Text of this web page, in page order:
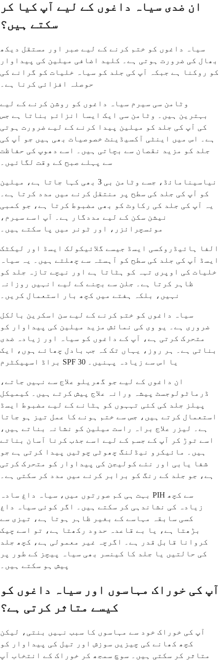
ان ضدی سیاہ داغوں کے لیے آپ کیا کر
سکتے ہیں؟
سیاہ داغوں کو ختم کرنے کے لیے صبر اور مستقل دیکھ
بھال کی ضرورت ہوتی ہے۔ کلید اضافی میلین کی پیداوار
کو روکنا ہے جبکہ آپ کی جلد کو سیاہ خلیات کو گرانے کی
حوصلہ افزائی کرنا ہے۔
وٹامن سی سیرم سیاہ داغوں کو روشن کرنے کے لیے
بہترین ہیں۔ وٹامن سی ایک ایسا انزائم بناتا ہے جس
کی آپ کی جلد کو میلین پیدا کرنے کے لیے ضرورت ہوتی
ہے۔ اس میں اینٹی آکسیڈینٹ خصوصیات بھی ہیں جو آپ کی
جلد کو مزید نقصان سے بچاتی ہیں۔ اسے دھوپ کی حفاظت
سے پہلے صبح کے وقت لگائیں۔
نیاسینامائڈ، جسے وٹامن بی 3 بھی کہا جاتا ہے، میلین
کو آپ کی جلد کی سطح پر منتقل کرنے میں مدد کرتا ہے۔
یہ آپ کی جلد کی رکاوٹ کو بھی مضبوط کرتا ہے، جو کمبی
نیشن سکن کے لیے مددگار ہے۔ آپ اسے سیرم،
موئسچرائزر، اور ٹونر میں پا سکتے ہیں۔
الفا ہائیڈروکسی ایسڈ جیسے گلائیکولک ایسڈ اور لیکٹک
ایسڈ آپ کی جلد کی سطح کو آہستہ سے چھلتے ہیں۔ یہ سیاہ
خلیات کی اوپری تہہ کو ہٹاتا ہے اور نیچے تازہ جلد کو
ظاہر کرتا ہے۔ جلن سے بچنے کے لیے انہیں روزانہ
نہیں، بلکہ ہفتے میں کچھ بار استعمال کریں۔
سیاہ داغوں کو ختم کرنے کے لیے سن اسکرین بالکل
ضروری ہے۔ یو وی کی نمائش مزید میلین کی پیداوار کو
متحرک کرتی ہے، آپ کے داغوں کو سیاہ اور زیادہ ضدی
بناتی ہے۔ ہر روز، یہاں تک کہ جب بادل چھائے ہوں، ایک
براڈ اسپیکٹرم SPF 30 یا اس سے زیادہ پہنیں۔
ان داغوں کے لیے جو گھریلو علاج سے نہیں جاتے،
ڈرماٹولوجسٹ پیشہ ورانہ علاج پیش کرتے ہیں۔ کیمیکل
پیلز جلد کی کئی تہہوں کو ہٹانے کے لیے مضبوط ایسڈ
استعمال کرتے ہیں، جس سے ختم ہونے کا عمل تیز ہو جاتا
ہے۔ لیزر علاج براہ راست میلین کو نشانہ بناتے ہیں،
اسے توڑ کر آپ کے جسم کے لیے اسے جذب کرنا آسان بناتے
ہیں۔ مائیکرو نیڈلنگ چھوٹی چوٹیں پیدا کرتی ہے جو
شفا یابی اور نئے کولیجن کی پیداوار کو متحرک کرتی
ہے، جو جلد کے رنگ کو برابر کرنے میں مدد کر سکتی ہے۔
بہت ہی کم صورتوں میں، سیاہ داغ سادہ PIH سے کچھ
زیادہ کی نشاندہی کر سکتے ہیں۔ اگر کوئی سیاہ داغ
کسی سابقہ مہاسے کے بغیر ظاہر ہوتا ہے، تیزی سے
بڑھتا ہے، یا بے قاعدہ حدود رکھتا ہے، تو اسے چیک
کروانا قابل قدر ہے۔ اگرچہ غیر معمولی ہے، کچھ جلد
کی حالتیں یا جلد کا کینسر بھی سیاہ پیچز کے طور پر
پیش ہو سکتے ہیں۔
آپ کی خوراک مہاسوں اور سیاہ داغوں کو
کیسے متاثر کرتی ہے؟
آپ کی خوراک خود سے مہاسوں کا سبب نہیں بنتی، لیکن
کچھ کھانے کی چیزیں سوزش اور تیل کی پیداوار کو
متاثر کر سکتی ہیں۔ سوچ سمجھ کر خوراک کے انتخاب آپ